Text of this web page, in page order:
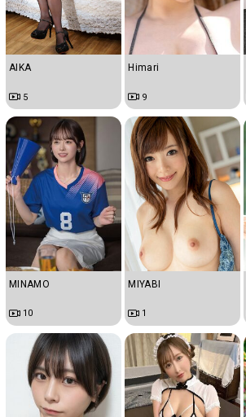
AIKA
5
Himari
9
MINAMO
10
MIYABI
1